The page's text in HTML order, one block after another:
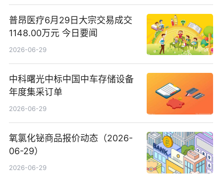
普昂医疗6月29日大宗交易成交
1148.00万元 今日要闻
2026-06-29
中科曙光中标中国中车存储设备
年度集采订单
2026-06-29
氧氯化铋商品报价动态（2026-
06-29）
2026-06-29